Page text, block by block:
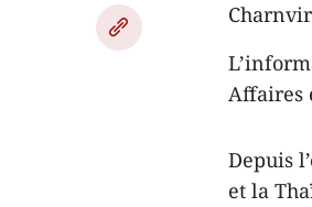
Affaires
Depuis
et la